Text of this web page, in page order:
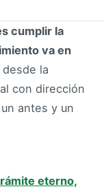
cumplir la
va en
la
con dirección
antes y un
eterno,